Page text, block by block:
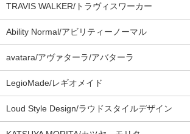
TRAVIS WALKER/トラヴィスワーカー
Ability Normal/アビリティーノーマル
avatara/アヴァターラ/アバターラ
LegioMade/レギオメイド
Loud Style Design/ラウドスタイルデザイン